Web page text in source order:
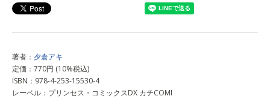
著者： 夕倉アキ
定価：770円 (10%税込)
ISBN：978-4-253-15530-4
レーベル：プリンセス・コミックスDX カチCOMI